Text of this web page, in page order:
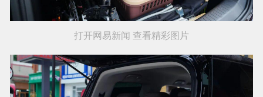
打开网易新闻 查看精彩图片